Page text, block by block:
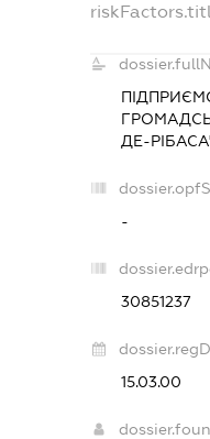
ДЕ-
-
30851237
15.03.00